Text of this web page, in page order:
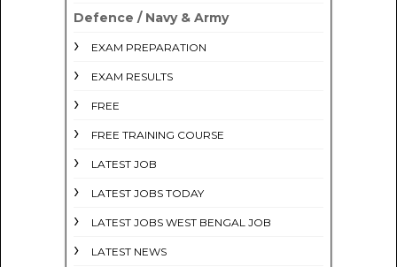
Defence / Navy & Army
EXAM PREPARATION
EXAM RESULTS
FREE
FREE TRAINING COURSE
LATEST JOB
LATEST JOBS TODAY
LATEST JOBS WEST BENGAL JOB
LATEST NEWS